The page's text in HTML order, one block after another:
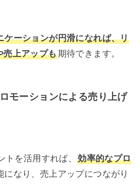
ケーションが円滑になれば、リ
売上アップも期待できます。
モーションによる売り上げ
トを活用すれば、効率的なプロ
になり、売上アップにつながり